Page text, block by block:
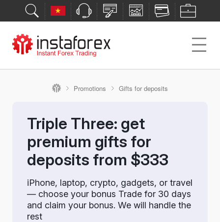
Promotions Gifts for deposits
Triple Three: get
premium gifts for
deposits from $333
iPhone, laptop, crypto, gadgets, or travel
— choose your bonus Trade for 30 days
and claim your bonus. We will handle the
rest